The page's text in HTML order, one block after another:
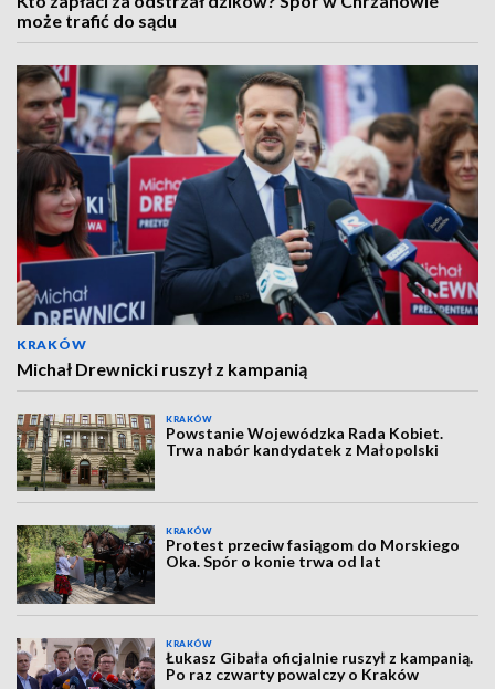
może trafić do sądu
KRAKÓW
Michał Drewnicki ruszył z kampanią
KRAKÓW
Powstanie Wojewódzka Rada Kobiet.
Trwa nabór kandydatek z Małopolski
KRAKÓW
Protest przeciw fasiągom do Morskiego
Oka. Spór o konie trwa od lat
KRAKÓW
Łukasz Gibała oficjalnie ruszył z kampanią.
Po raz czwarty powalczy o Kraków